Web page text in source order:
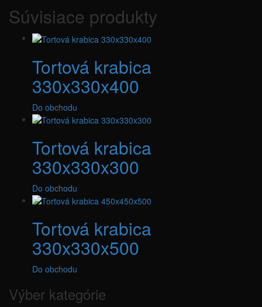
Súvisiace produkty
Tortová krabica
330x330x400
Do obchodu
Tortová krabica
330x330x300
Do obchodu
Tortová krabica
330x330x500
Do obchodu
Výber kategórie